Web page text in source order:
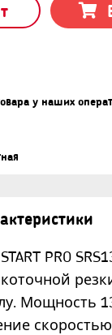
у наших
PRO
Мощность